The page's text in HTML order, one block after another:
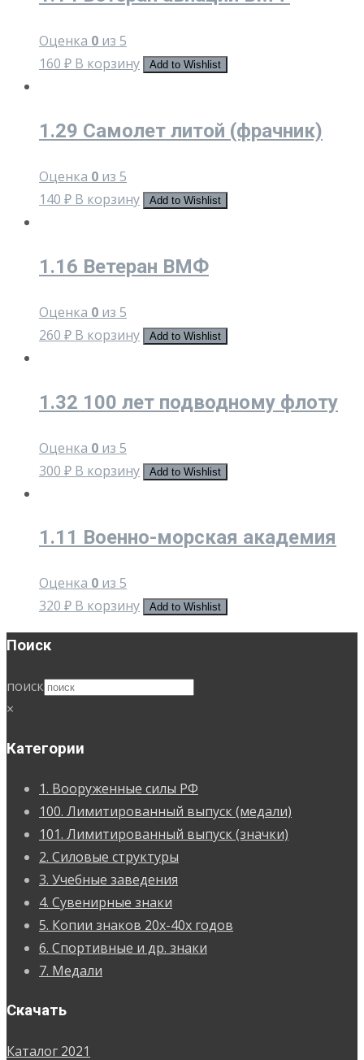
Оценка 0 из 5
160 ₽ В корзину Add to Wishlist
1.29 Самолет литой (фрачник)
Оценка 0 из 5
140 ₽ В корзину Add to Wishlist
1.16 Ветеран ВМФ
Оценка 0 из 5
260 ₽ В корзину Add to Wishlist
1.32 100 лет подводному флоту
Оценка 0 из 5
300 ₽ В корзину Add to Wishlist
1.11 Военно-морская академия
Оценка 0 из 5
320 ₽ В корзину Add to Wishlist
Поиск
поиск
×
Категории
1. Вооруженные силы РФ
100. Лимитированный выпуск (медали)
101. Лимитированный выпуск (значки)
2. Силовые структуры
3. Учебные заведения
4. Сувенирные знаки
5. Копии знаков 20х-40х годов
6. Спортивные и др. знаки
7. Медали
Скачать
Каталог 2021